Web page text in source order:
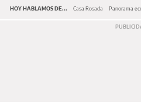
HOY HABLAMOS DE... Casa Rosada Panorama